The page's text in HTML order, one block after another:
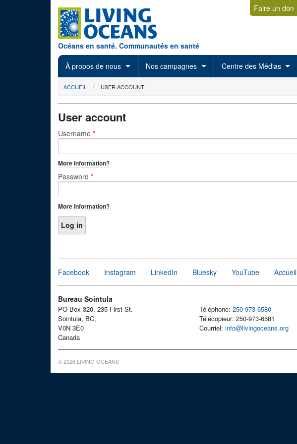
Océans en santé. Communautés en santé
Faire un don
À propos de nous Nos campagnes Centre des Médias
You are here
ACCUEIL USER ACCOUNT
User account
Primary tabs
Username *
More information?
Password *
More information?
Facebook Instagram LinkedIn Bluesky YouTube Accueil
Bureau Sointula
PO Box 320, 235 First St.
Sointula, BC,
V0N 3E0
Canada
Téléphone: 250-973-6580
Télécopieur: 250-973-6581
Courriel: info@livingoceans.org
© 2026 LIVING OCEANS